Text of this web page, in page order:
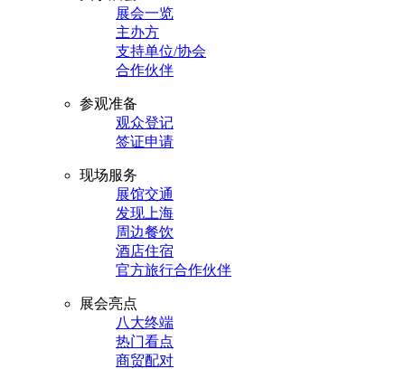
展会一览
主办方
支持单位/协会
合作伙伴
参观准备
观众登记
签证申请
现场服务
展馆交通
发现上海
周边餐饮
酒店住宿
官方旅行合作伙伴
展会亮点
八大终端
热门看点
商贸配对